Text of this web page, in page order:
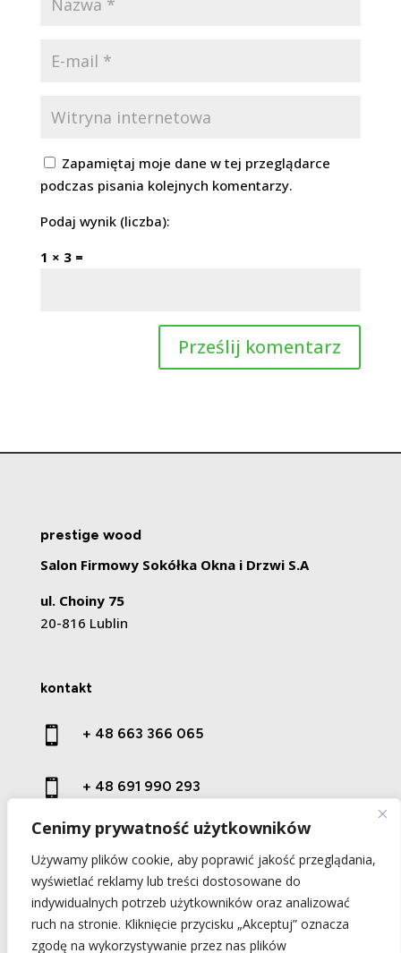
Cenimy prywatność użytkowników
Używamy plików cookie, aby poprawić jakość przeglądania,
wyświetlać reklamy lub treści dostosowane do
indywidualnych potrzeb użytkowników oraz analizować
ruch na stronie. Kliknięcie przycisku „Akceptuj” oznacza
zgodę na wykorzystywanie przez nas plików
Zapamiętaj moje dane w tej przeglądarce
podczas pisania kolejnych komentarzy.
Podaj wynik (liczba):
1 × 3 =
prestige wood
Salon Firmowy Sokółka Okna i Drzwi S.A
ul. Choiny 75
20-816 Lublin
kontakt
 + 48 663 366 065
 + 48 691 990 293
 kontakt@prestige-wood.pl